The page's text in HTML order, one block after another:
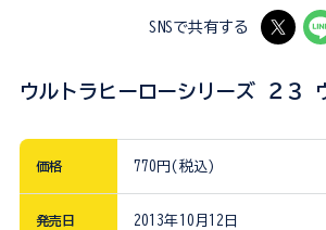
SNSで共有する
ウルトラヒーローシリーズ ２３
価格 770円(税込)
発売日 2013年10月12日